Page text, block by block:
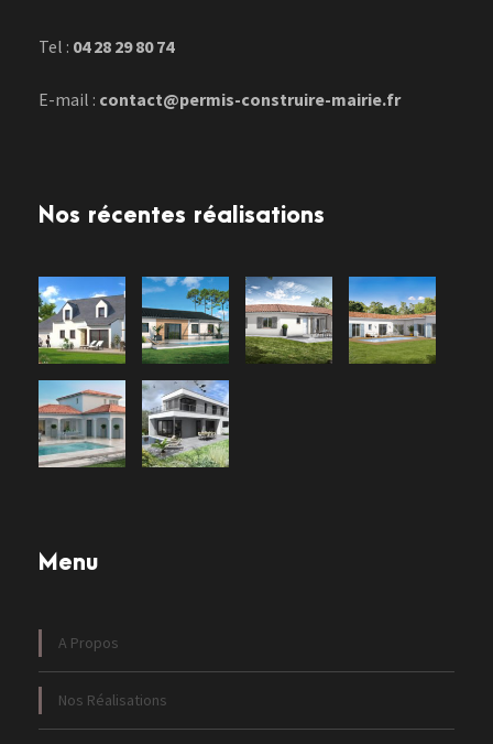
Tel : 04 28 29 80 74
E-mail : contact@permis-construire-mairie.fr
Nos récentes réalisations
Menu
A Propos
Nos Réalisations